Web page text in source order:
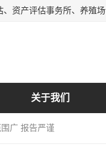
关于我们
广 报告严谨